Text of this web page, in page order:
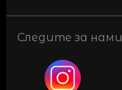
Следите за нами